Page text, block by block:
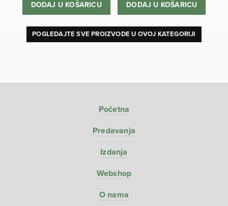
DODAJ U KOŠARICU DODAJ U KOŠARICU
POGLEDAJTE SVE PROIZVODE U OVOJ KATEGORIJI
Početna
Predavanja
Izdanja
Webshop
O nama